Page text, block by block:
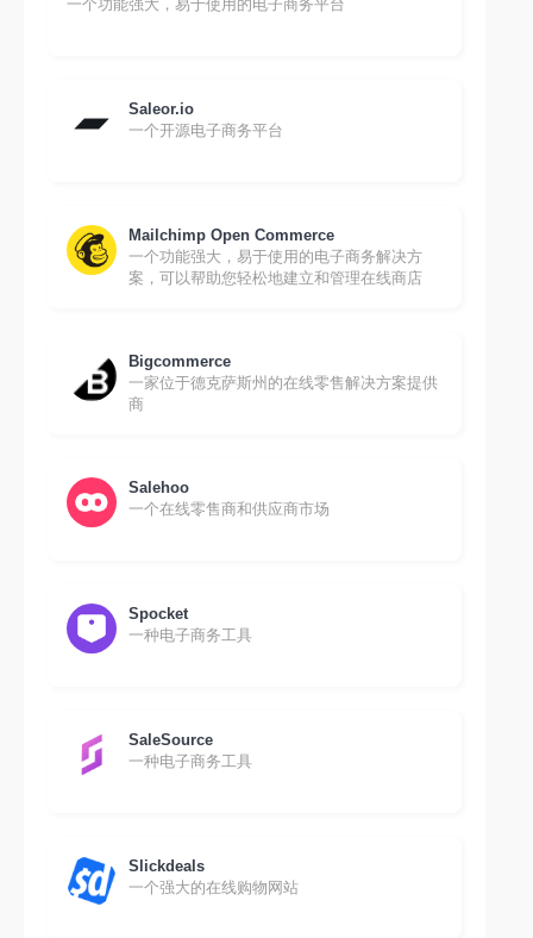
一个功能强大，易于使用的电子商务平台
Saleor.io
一个开源电子商务平台
Mailchimp Open Commerce
一个功能强大，易于使用的电子商务解决方
案，可以帮助您轻松地建立和管理在线商店
Bigcommerce
一家位于德克萨斯州的在线零售解决方案提供
商
Salehoo
一个在线零售商和供应商市场
Spocket
一种电子商务工具
SaleSource
一种电子商务工具
Slickdeals
一个强大的在线购物网站